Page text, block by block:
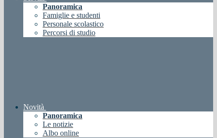
Panoramica
Famiglie e studenti
Personale scolastico
Percorsi di studio
Novità
Panoramica
Le notizie
Albo online